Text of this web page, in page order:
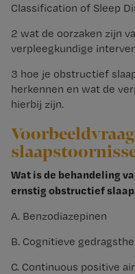
Classification of Sleep
2 wat de oorzaken zijn
verpleegkundige
3 hoe je obstructief
herkennen en wat de
hierbij zijn.
Wat is de behandeling
ernstig obstructief
A. Benzodiazepinen
B. Cognitieve
C. Continuous positive